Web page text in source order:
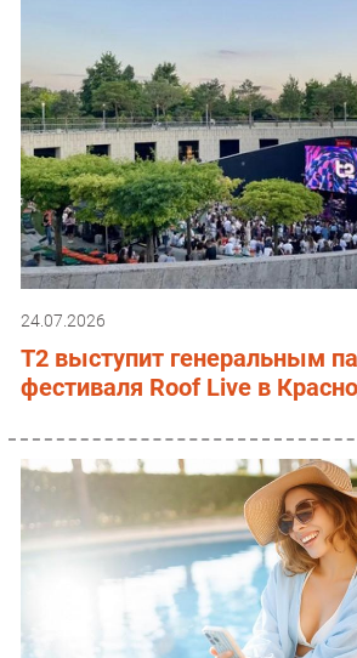
24.07.2026
T2 выступит генеральным
фестиваля Roof Live в